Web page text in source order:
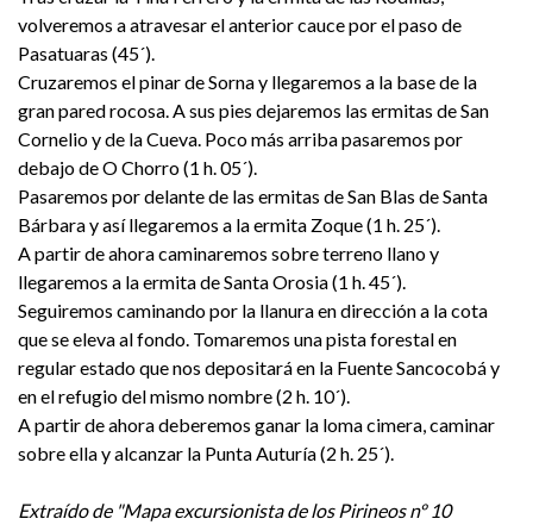
volveremos a atravesar el anterior cauce por el paso de
Pasatuaras (45´).
Cruzaremos el pinar de Sorna y llegaremos a la base de la
gran pared rocosa. A sus pies dejaremos las ermitas de San
Cornelio y de la Cueva. Poco más arriba pasaremos por
debajo de O Chorro (1 h. 05´).
Pasaremos por delante de las ermitas de San Blas de Santa
Bárbara y así llegaremos a la ermita Zoque (1 h. 25´).
A partir de ahora caminaremos sobre terreno llano y
llegaremos a la ermita de Santa Orosia (1 h. 45´).
Seguiremos caminando por la llanura en dirección a la cota
que se eleva al fondo. Tomaremos una pista forestal en
regular estado que nos depositará en la Fuente Sancocobá y
en el refugio del mismo nombre (2 h. 10´).
A partir de ahora deberemos ganar la loma cimera, caminar
sobre ella y alcanzar la Punta Auturía (2 h. 25´).
Extraído de "Mapa excursionista de los Pirineos nº 10